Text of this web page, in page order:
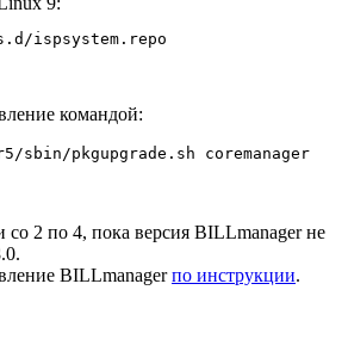
ispsystem.repo
командой:
sbin/pkgupgrade.sh coremanager
со 2 по 4, пока версия BILLmanager не
BILLmanagerпо инструкции.